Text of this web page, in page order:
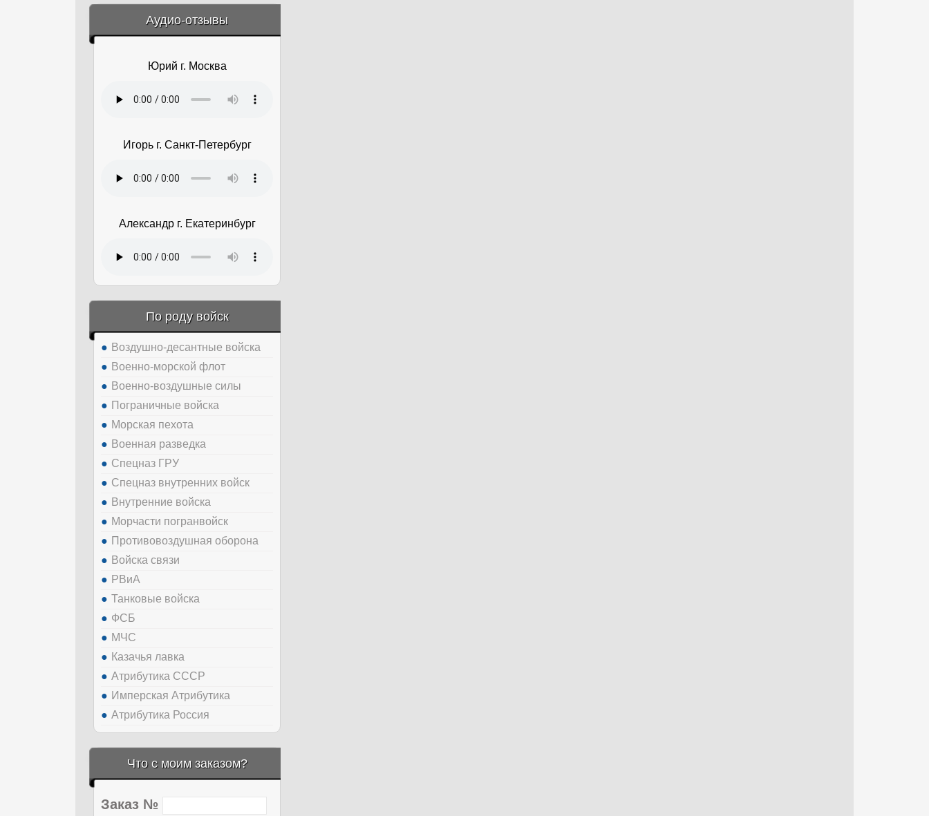
Аудио-отзывы
&amp;nbsp;
Юрий г. Москва
Игорь г. Санкт-Петербург
Александр г. Екатеринбург
По роду войск
Воздушно-десантные войска
Военно-морской флот
Военно-воздушные силы
Пограничные войска
Морская пехота
Военная разведка
Спецназ ГРУ
Спецназ внутренних войск
Внутренние войска
Морчасти погранвойск
Противовоздушная оборона
Войска связи
РВиА
Танковые войска
ФСБ
МЧС
Казачья лавка
Атрибутика СССР
Имперская Атрибутика
Атрибутика Россия
Что с моим заказом?
Заказ №